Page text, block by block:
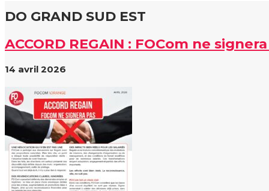
DO GRAND SUD EST
ACCORD REGAIN : FOCom ne
14 avril 2026